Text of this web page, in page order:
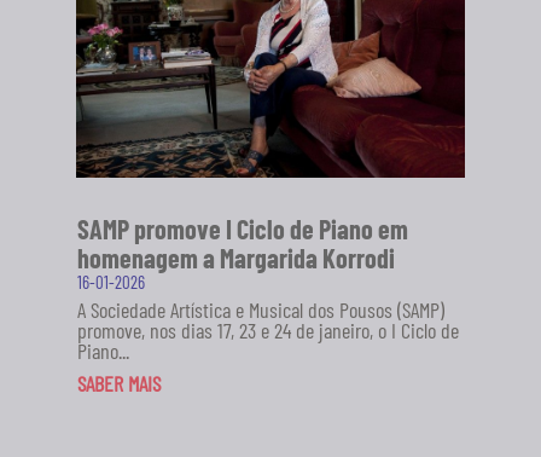
SAMP promove I Ciclo de Piano em
homenagem a Margarida Korrodi
16-01-2026
A Sociedade Artística e Musical dos Pousos (SAMP)
promove, nos dias 17, 23 e 24 de janeiro, o I Ciclo de
Piano...
SABER MAIS